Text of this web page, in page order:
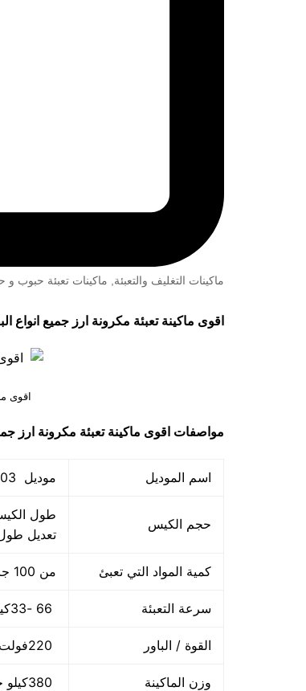
ماكينات التغليف والتعبئة ماكينات تعبئة حبوب و
اقوى ماكينة تعبئة مكرونة ارز جميع انواع البقوليات موديل 903 حتي واحد
اقوى
مواصفات اقوى ماكينة تعبئة مكرونة ارز
اسم الموديل موديل 903 حتي واحد كيلو ماركة المهندس منســي
حجم الكيس
تعديل
كمية المواد التي تعبئ من 100 جرام حتي 1000 جرام واحد كيلو
سرعة التعبئة
القوة / الباور
وزن الماكينة